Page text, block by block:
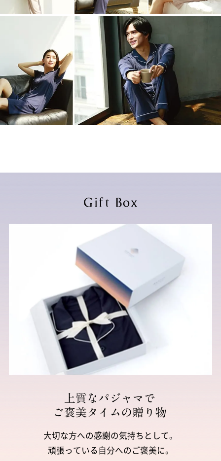
大切な方への感謝の気持ちとして。
頑張っている自分へのご褒美に。